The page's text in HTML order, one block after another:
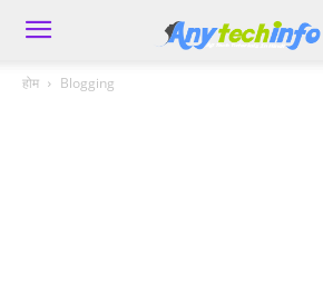
होम Blogging